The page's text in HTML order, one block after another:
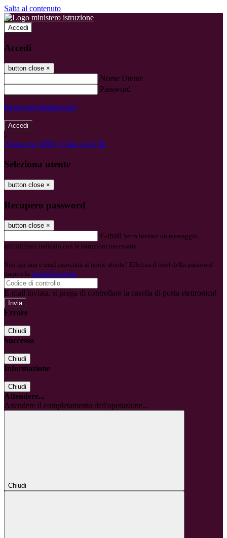
Salta al contenuto
Accedi
Accedi
button close ×
Nome Utente
Password
Password dimenticata?
-
Entra con SPID Entra con CIE
Seleziona utente
button close ×
Recupero password
button close ×
E-mail Verrà inviato un messaggio
all'indirizzo indicato con le istruzioni necessarie.
Non hai una e-mail associata al nome utente? Effettua il reset della password
tramite la Login Spaggiari
E-mail inviata, si prega di controllare la casella di posta elettronica!
Errore
Chiudi
Successo
Chiudi
Informazione
Chiudi
Attendere...
Attendere il completamento dell'operazione...
Chiudi